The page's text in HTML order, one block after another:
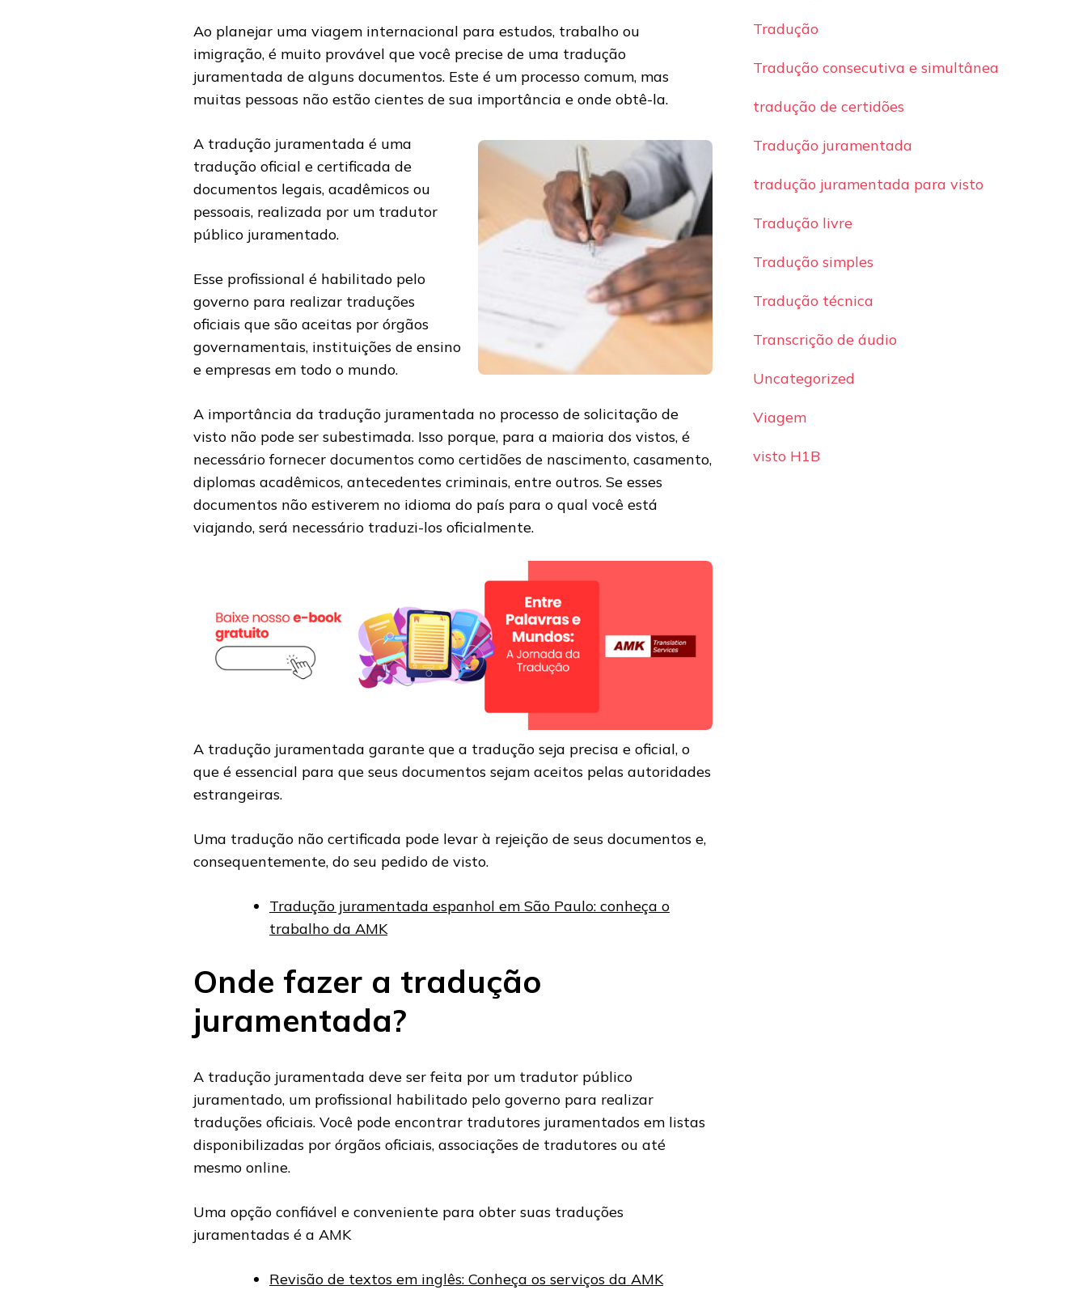
Ao planejar uma viagem internacional para estudos, trabalho ou
imigração, é muito provável que você precise de uma tradução
juramentada de alguns documentos. Este é um processo comum, mas
muitas pessoas não estão cientes de sua importância e onde obtê-la.
A tradução juramentada é uma
tradução oficial e certificada de
documentos legais, acadêmicos ou
pessoais, realizada por um tradutor
público juramentado.
Esse profissional é habilitado pelo
governo para realizar traduções
oficiais que são aceitas por órgãos
governamentais, instituições de ensino
e empresas em todo o mundo.
A importância da tradução juramentada no processo de solicitação de
visto não pode ser subestimada. Isso porque, para a maioria dos vistos, é
necessário fornecer documentos como certidões de nascimento, casamento,
diplomas acadêmicos, antecedentes criminais, entre outros. Se esses
documentos não estiverem no idioma do país para o qual você está
viajando, será necessário traduzi-los oficialmente.
A tradução juramentada garante que a tradução seja precisa e oficial, o
que é essencial para que seus documentos sejam aceitos pelas autoridades
estrangeiras.
Uma tradução não certificada pode levar à rejeição de seus documentos e,
consequentemente, do seu pedido de visto.
Tradução juramentada espanhol em São Paulo: conheça o
trabalho da AMK
Onde fazer a tradução
juramentada?
A tradução juramentada deve ser feita por um tradutor público
juramentado, um profissional habilitado pelo governo para realizar
traduções oficiais. Você pode encontrar tradutores juramentados em listas
disponibilizadas por órgãos oficiais, associações de tradutores ou até
mesmo online.
Uma opção confiável e conveniente para obter suas traduções
juramentadas é a AMK
Revisão de textos em inglês: Conheça os serviços da AMK
Tradução
Tradução consecutiva e simultânea
tradução de certidões
Tradução juramentada
tradução juramentada para visto
Tradução livre
Tradução simples
Tradução técnica
Transcrição de áudio
Uncategorized
Viagem
visto H1B